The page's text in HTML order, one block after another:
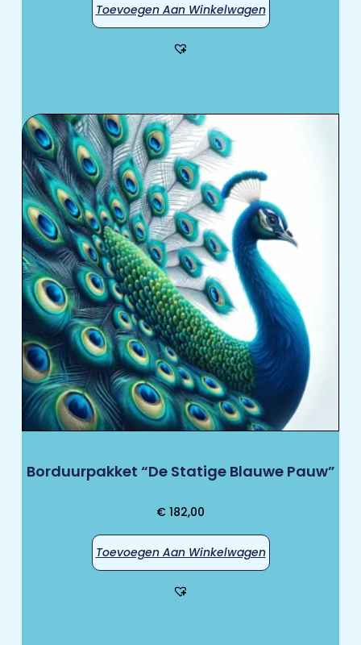
Toevoegen Aan Winkelwagen
Borduurpakket “De Statige Blauwe Pauw”
€ 182,00
Toevoegen Aan Winkelwagen